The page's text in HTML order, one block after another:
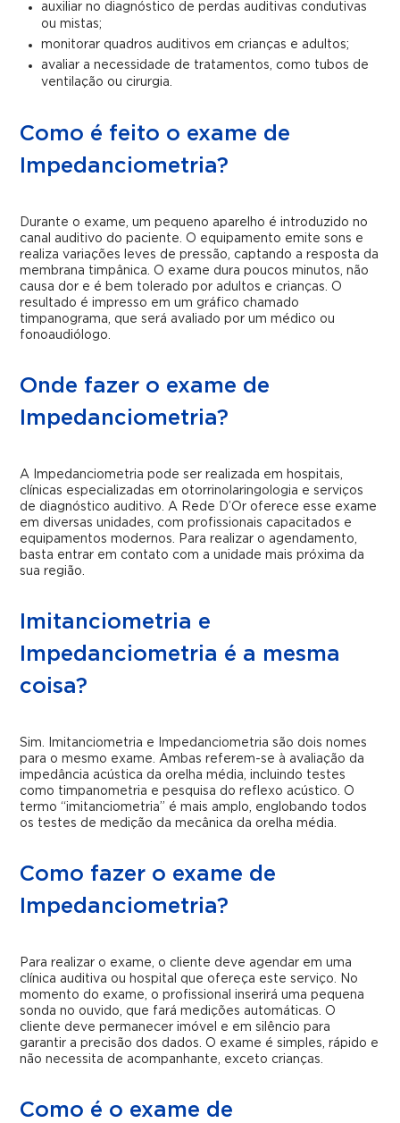
auxiliar no diagnóstico de perdas auditivas condutivas
ou mistas;
monitorar quadros auditivos em crianças e adultos;
avaliar a necessidade de tratamentos, como tubos de
ventilação ou cirurgia.
Como é feito o exame de
Impedanciometria?
Durante o exame, um pequeno aparelho é introduzido no
canal auditivo do paciente. O equipamento emite sons e
realiza variações leves de pressão, captando a resposta da
membrana timpânica. O exame dura poucos minutos, não
causa dor e é bem tolerado por adultos e crianças. O
resultado é impresso em um gráfico chamado
timpanograma, que será avaliado por um médico ou
fonoaudiólogo.
Onde fazer o exame de
Impedanciometria?
A Impedanciometria pode ser realizada em hospitais,
clínicas especializadas em otorrinolaringologia e serviços
de diagnóstico auditivo. A Rede D’Or oferece esse exame
em diversas unidades, com profissionais capacitados e
equipamentos modernos. Para realizar o agendamento,
basta entrar em contato com a unidade mais próxima da
sua região.
Imitanciometria e
Impedanciometria é a mesma
coisa?
Sim. Imitanciometria e Impedanciometria são dois nomes
para o mesmo exame. Ambas referem-se à avaliação da
impedância acústica da orelha média, incluindo testes
como timpanometria e pesquisa do reflexo acústico. O
termo “imitanciometria” é mais amplo, englobando todos
os testes de medição da mecânica da orelha média.
Como fazer o exame de
Impedanciometria?
Para realizar o exame, o cliente deve agendar em uma
clínica auditiva ou hospital que ofereça este serviço. No
momento do exame, o profissional inserirá uma pequena
sonda no ouvido, que fará medições automáticas. O
cliente deve permanecer imóvel e em silêncio para
garantir a precisão dos dados. O exame é simples, rápido e
não necessita de acompanhante, exceto crianças.
Como é o exame de